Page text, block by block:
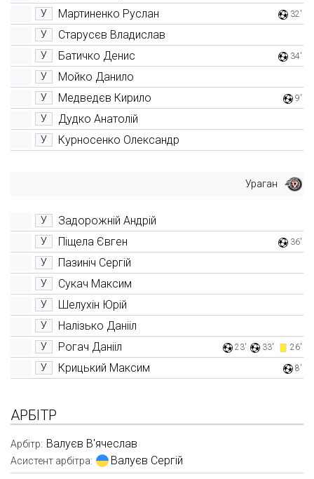
У Мартиненко Руслан 32'
У Старусєв Владислав
У Батичко Денис 34'
У Мойко Данило
У Медведєв Кирило 9'
У Дудко Анатолій
У Курносенко Олександр
Ураган
У Задорожній Андрій
У Піщела Євген 36'
У Пазиніч Сергій
У Сукач Максим
У Шелухін Юрій
У Налізько Данііл
У Рогач Данііл 23' 33' 26'
У Крицький Максим 8'
АРБІТР
Арбітр: Валуєв В'ячеслав
Асистент арбітра: Валуєв Сергій